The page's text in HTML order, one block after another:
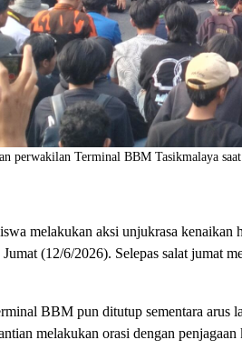
perwakilan Terminal BBM Tasikmalaya
melakukan aksi unjukrasa
(12/6/2026). Selepas salat jumat
BBM pun ditutup sementara arus
melakukan orasi dengan penjagaan